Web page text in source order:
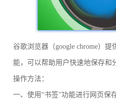
谷歌浏览器（google chrome）
能，可以帮助用户快速地保存和
操作方法：
一、使用“书签”功能进行网页保